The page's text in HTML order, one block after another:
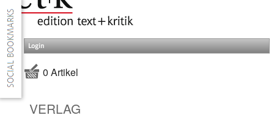
Login
0 Artikel
VERLAG